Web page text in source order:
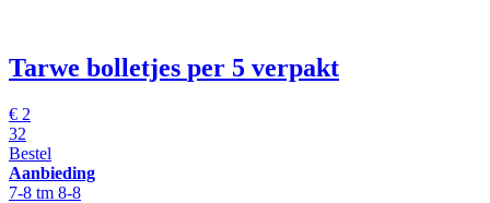
Tarwe bolletjes per 5 verpakt
€ 2
32
Bestel
Aanbieding
7-8 tm 8-8